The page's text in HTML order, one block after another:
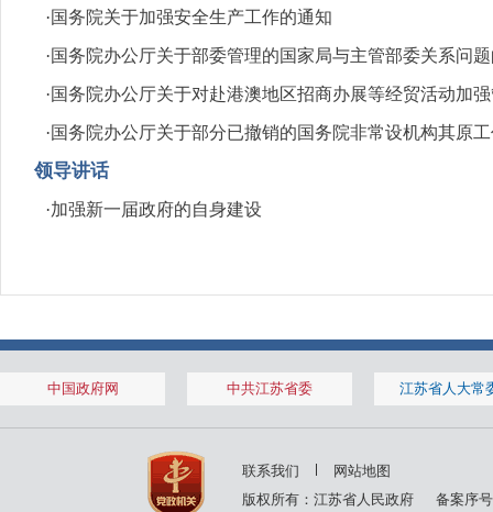
·国务院关于加强安全生产工作的通知
·国务院办公厅关于部委管理的国家局与主管部委关系问
·国务院办公厅关于对赴港澳地区招商办展等经贸活动加
·国务院办公厅关于部分已撤销的国务院非常设机构其原
领导讲话
·加强新一届政府的自身建设
中国政府网 中共江苏省委 江苏省人大常
联系我们
网站地图
版权所有：江苏省人民政府
备案序